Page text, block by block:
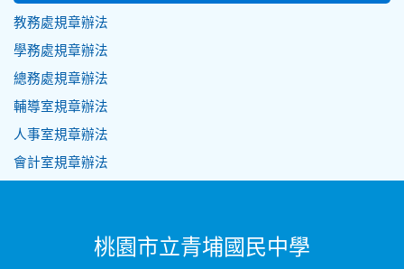
教務處規章辦法
學務處規章辦法
總務處規章辦法
輔導室規章辦法
人事室規章辦法
會計室規章辦法
桃園市立青埔國民中學